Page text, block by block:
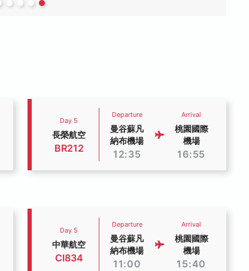
Day 5
長榮航空
BR212
Departure
曼谷蘇凡
納布機場
12:35
Arrival
桃園國際
機場
16:55
Day 5
中華航空
CI834
Departure
曼谷蘇凡
納布機場
11:00
Arrival
桃園國際
機場
15:40